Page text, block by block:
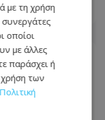
με τη χρήση
οποίοι
με άλλες
παράσχει ή
των
Πολιτική